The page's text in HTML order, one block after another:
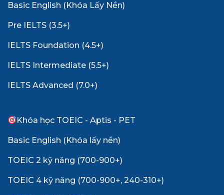
Basic English (Khóa Lấy Nền)
Pre IELTS (3.5+)
IELTS Foundation (4.5+)
IELTS Intermediate (5.5+)
IELTS Advanced (7.0+)
Khóa học TOEIC - Aptis - PET
Basic English (Khóa lấy nền)
TOEIC 2 kỹ năng (700-900+)
TOEIC 4 kỹ năng (700-900+, 240-310+)